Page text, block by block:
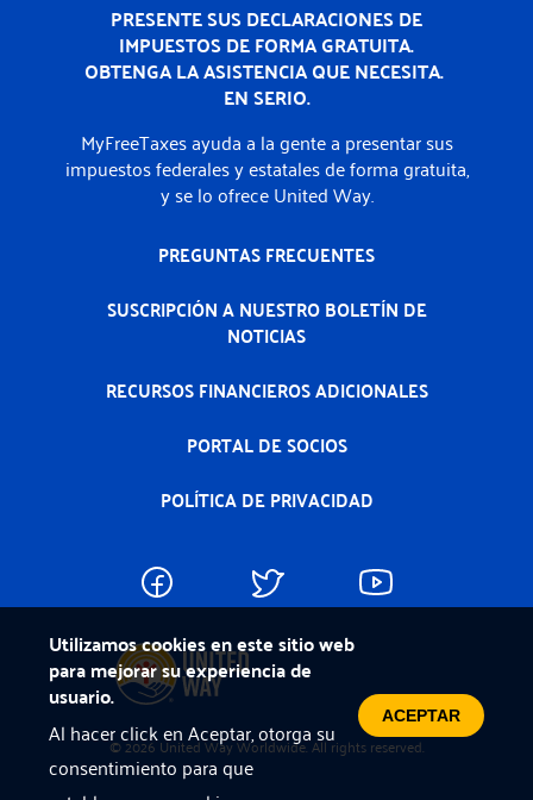
PRESENTE SUS DECLARACIONES DE
IMPUESTOS DE FORMA GRATUITA.
OBTENGA LA ASISTENCIA QUE NECESITA.
EN SERIO.
MyFreeTaxes ayuda a la gente a presentar sus
impuestos federales y estatales de forma gratuita,
y se lo ofrece United Way.
PREGUNTAS FRECUENTES
SUSCRIPCIÓN A NUESTRO BOLETÍN DE
NOTICIAS
RECURSOS FINANCIEROS ADICIONALES
PORTAL DE SOCIOS
POLÍTICA DE PRIVACIDAD
© 2026 United Way Worldwide. All rights reserved.
Utilizamos cookies en este sitio web
para mejorar su experiencia de
usuario.
Al hacer click en Aceptar, otorga su
consentimiento para que
ACEPTAR